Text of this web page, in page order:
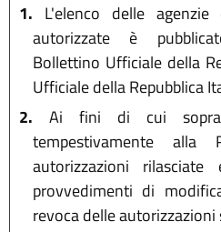
1. L'elenco delle
autorizzate è
Bollettino Ufficiale della
Ufficiale della Repubblica
2. Ai fini di cui sopra
tempestivamente alla
autorizzazioni
provvedimenti di
revoca delle autorizzazioni